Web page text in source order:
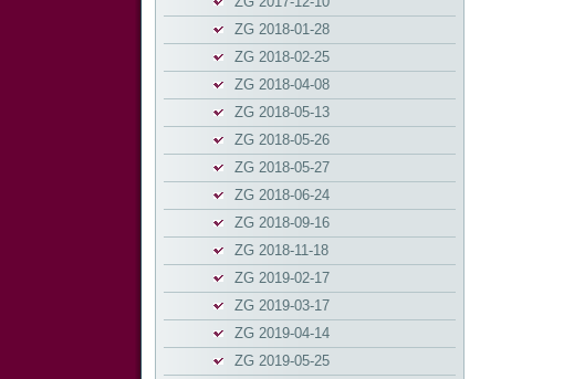
ZG 2018-01-28
ZG 2018-02-25
ZG 2018-04-08
ZG 2018-05-13
ZG 2018-05-26
ZG 2018-05-27
ZG 2018-06-24
ZG 2018-09-16
ZG 2018-11-18
ZG 2019-02-17
ZG 2019-03-17
ZG 2019-04-14
ZG 2019-05-25